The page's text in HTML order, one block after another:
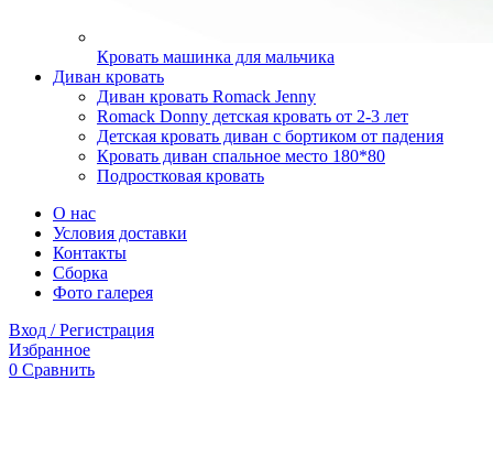
Кровать машинка для мальчика
Диван кровать
Диван кровать Romack Jenny
Romack Donny детская кровать от 2-3 лет
Детская кровать диван с бортиком от падения
Кровать диван спальное место 180*80
Подростковая кровать
О нас
Условия доставки
Контакты
Сборка
Фото галерея
Вход / Регистрация
Избранное
0 Сравнить